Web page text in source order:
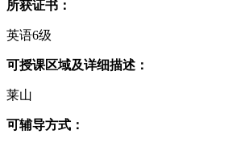
所获证书：
英语6级
可授课区域及详细描述：
莱山
可辅导方式：